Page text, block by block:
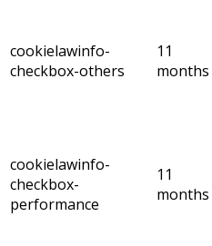
cookielawinfo-
checkbox-others
11
months
cookielawinfo-
checkbox-
performance
11
months